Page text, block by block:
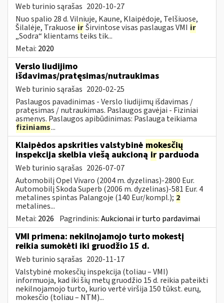
Web turinio sąrašas 2020-10-27
Nuo spalio 28 d. Vilniuje, Kaune, Klaipėdoje, Telšiuose,
Šilalėje, Trakuose irŠirvintose visas paslaugas VMI ir
„Sodra“ klientams teiks tik...
Metai: 2020
Verslo liudijimo
išdavimas/pratęsimas/nutraukimas
Web turinio sąrašas 2020-02-25
Paslaugos pavadinimas - Verslo liudijimų išdavimas /
pratęsimas / nutraukimas. Paslaugos gavėjai - Fiziniai
asmenys. Paslaugos apibūdinimas: Paslauga teikiama
fiziniams...
Klaipėdos apskrities valstybinė mokesčių
inspekcija skelbia viešą aukcionąirparduoda
Web turinio sąrašas 2026-07-07
Automobilį Opel Vivaro (2004 m. dyzelinas)-2800 Eur.
Automobilį Skoda Superb (2006 m. dyzelinas)-581 Eur. 4
metalines spintas Palangoje (140 Eur/kompl.); 2
metalines...
Metai: 2026 Pagrindinis:Aukcionai ir turto pardavimai
VMI primena: nekilnojamojo turto mokestį
reikia sumokėti iki gruodžio 15 d.
Web turinio sąrašas 2020-11-17
Valstybinė mokesčių inspekcija (toliau – VMI)
informuoja, kad iki šių metų gruodžio 15 d. reikia pateikti
nekilnojamojo turto, kurio vertė viršija 150 tūkst. eurų,
mokesčio (toliau – NTM)...